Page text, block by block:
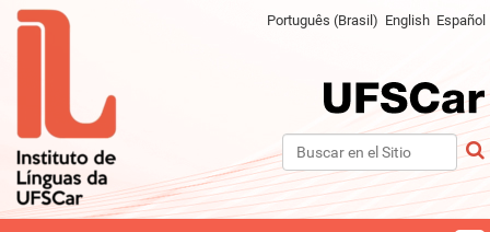
Buscar
Búsqueda Avanzada…
Português (Brasil) English Español